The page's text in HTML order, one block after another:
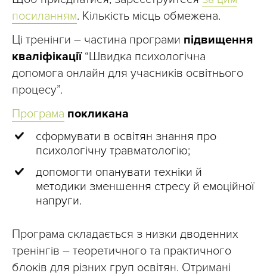
посиланням. Кількість місць обмежена.
Ці тренінги – частина програми підвищення
кваліфікації“Швидка психологічна
допомога онлайн для учасників освітнього
процесу”.
Програма покликана
сформувати в освітян знання про
психологічну травматологію;
допомогти опанувати техніки й
методики зменшення стресу й емоційної
напруги.
Програма складається з низки дводенних
тренінгів – теоретичного та практичного
блоків для різних груп освітян. Отримані